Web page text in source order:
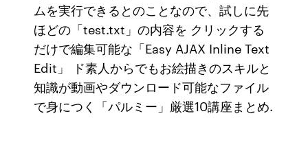
ムを実行できるとのことなので、試しに先
ほどの「test.txt」の内容を クリックする
だけで編集可能な「Easy AJAX Inline Text
Edit」 ド素人からでもお絵描きのスキルと
知識が動画やダウンロード可能なファイル
で身につく「パルミー」厳選10講座まとめ.